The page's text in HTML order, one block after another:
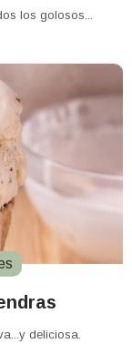
los golosos...
deliciosa.